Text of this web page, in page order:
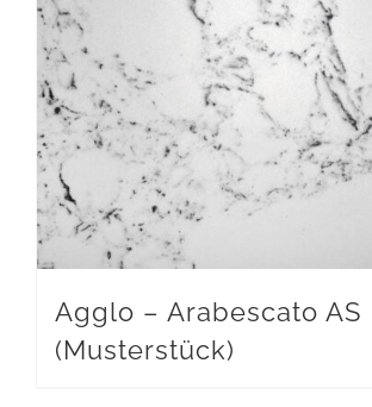
Agglo – Arabescato AS
(Musterstück)